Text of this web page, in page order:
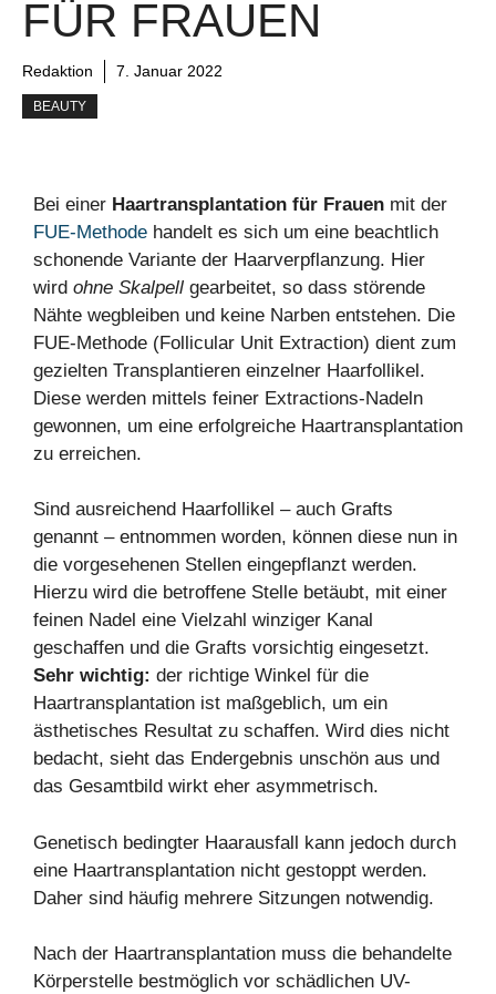
FÜR FRAUEN
Redaktion 7. Januar 2022
BEAUTY
Bei einer Haartransplantation für Frauen mit der
FUE-Methode handelt es sich um eine beachtlich
schonende Variante der Haarverpflanzung. Hier
wird ohne Skalpell gearbeitet, so dass störende
Nähte wegbleiben und keine Narben entstehen. Die
FUE-Methode (Follicular Unit Extraction) dient zum
gezielten Transplantieren einzelner Haarfollikel.
Diese werden mittels feiner Extractions-Nadeln
gewonnen, um eine erfolgreiche Haartransplantation
zu erreichen.
Sind ausreichend Haarfollikel – auch Grafts
genannt – entnommen worden, können diese nun in
die vorgesehenen Stellen eingepflanzt werden.
Hierzu wird die betroffene Stelle betäubt, mit einer
feinen Nadel eine Vielzahl winziger Kanal
geschaffen und die Grafts vorsichtig eingesetzt.
Sehr wichtig: der richtige Winkel für die
Haartransplantation ist maßgeblich, um ein
ästhetisches Resultat zu schaffen. Wird dies nicht
bedacht, sieht das Endergebnis unschön aus und
das Gesamtbild wirkt eher asymmetrisch.
Genetisch bedingter Haarausfall kann jedoch durch
eine Haartransplantation nicht gestoppt werden.
Daher sind häufig mehrere Sitzungen notwendig.
Nach der Haartransplantation muss die behandelte
Körperstelle bestmöglich vor schädlichen UV-